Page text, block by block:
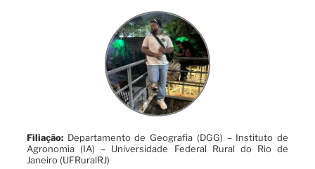
Filiação: Departamento de Geografia (DGG) – Instituto de
Agronomia (IA) – Universidade Federal Rural do Rio de
Janeiro (UFRuralRJ)